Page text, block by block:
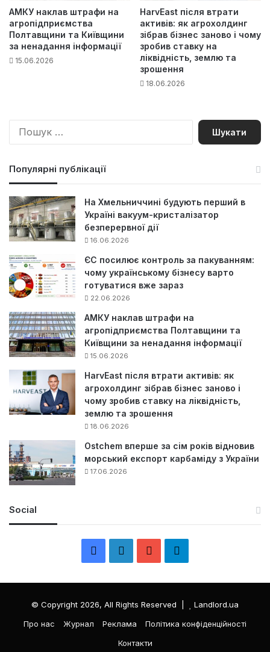
АМКУ наклав штрафи на
агропідприємства
Полтавщини та Київщини
за ненадання інформації
15.06.2026
HarvEast після втрати
активів: як агрохолдинг
зібрав бізнес заново і чому
зробив ставку на
ліквідність, землю та
зрошення
18.06.2026
П
Популярні публікації
На Хмельниччині будують перший в
Україні вакуум-кристалізатор
безперервної дії
16.06.2026
ЄС посилює контроль за пакуванням:
чому українському бізнесу варто
готуватися вже зараз
22.06.2026
АМКУ наклав штрафи на
агропідприємства Полтавщини та
Київщини за ненадання інформації
15.06.2026
HarvEast після втрати активів: як
агрохолдинг зібрав бізнес заново і
чому зробив ставку на ліквідність,
землю та зрошення
18.06.2026
Ostchem вперше за сім років відновив
морський експорт карбаміду з України
17.06.2026
Social
e
k
e
T
л
е
© Copyright 2026, All Rights Reserved |
Landlord.ua
Про нас
Журнал Реклама
Політика конфіденційності
Контакти